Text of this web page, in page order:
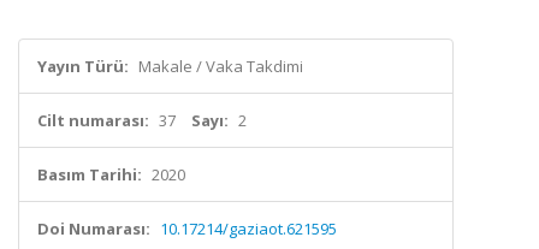
Yayın Türü: Makale / Vaka Takdimi
Cilt numarası: 37 Sayı: 2
Basım Tarihi: 2020
Doi Numarası: 10.17214/gaziaot.621595